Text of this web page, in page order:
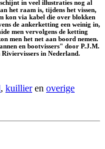
in veel illustraties nog al
het raam is, tijdens het vissen,
kon via kabel die over blokken
de ankerketting een weinig in,
men vervolgens de ketting
men het net aan boord nemen.
en bootvissers" door P.J.M.
in Nederland.
, kuillieren overige